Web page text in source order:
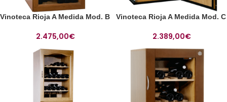
Vinoteca Rioja A Medida Mod. B
2.475,00€
Vinoteca Rioja A Medida Mod. C
2.389,00€